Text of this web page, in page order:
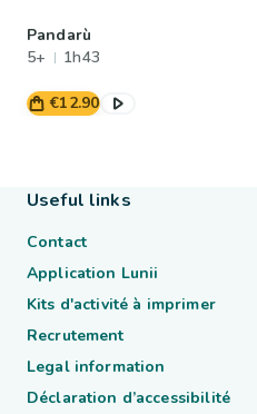
Pandarù
5+
1h43
€12.90
Useful links
Contact
Application Lunii
Kits d'activité à imprimer
Recrutement
Legal information
Déclaration d’accessibilité